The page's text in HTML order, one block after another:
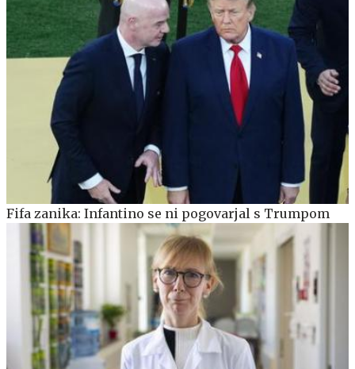
Fifa zanika: Infantino se ni pogovarjal s Trumpom